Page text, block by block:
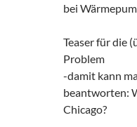
bei
Teaser für die
Problem
-damit kann
beantworten:
Chicago?